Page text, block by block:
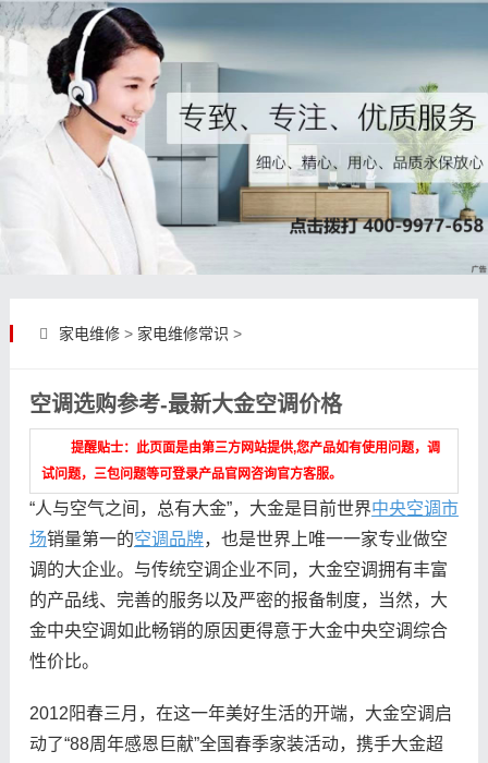
家电维修> 家电维修常识 >
空调选购参考-最新大金空调价格
提醒贴士：此页面是由第三方网站提供,您产品如有使用问题，调
试问题，三包问题等可登录产品官网咨询官方客服。
“人与空气之间，总有大金”，大金是目前世界中央空调市
场销量第一的空调品牌，也是世界上唯一一家专业做空
调的大企业。与传统空调企业不同，大金空调拥有丰富
的产品线、完善的服务以及严密的报备制度，当然，大
金中央空调如此畅销的原因更得意于大金中央空调综合
性价比。
2012阳春三月，在这一年美好生活的开端，大金空调启
动了“88周年感恩巨献”全国春季家装活动，携手大金超